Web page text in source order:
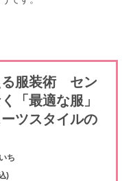
る服装術 セン
「最適な服」
ツスタイルの
ち
)